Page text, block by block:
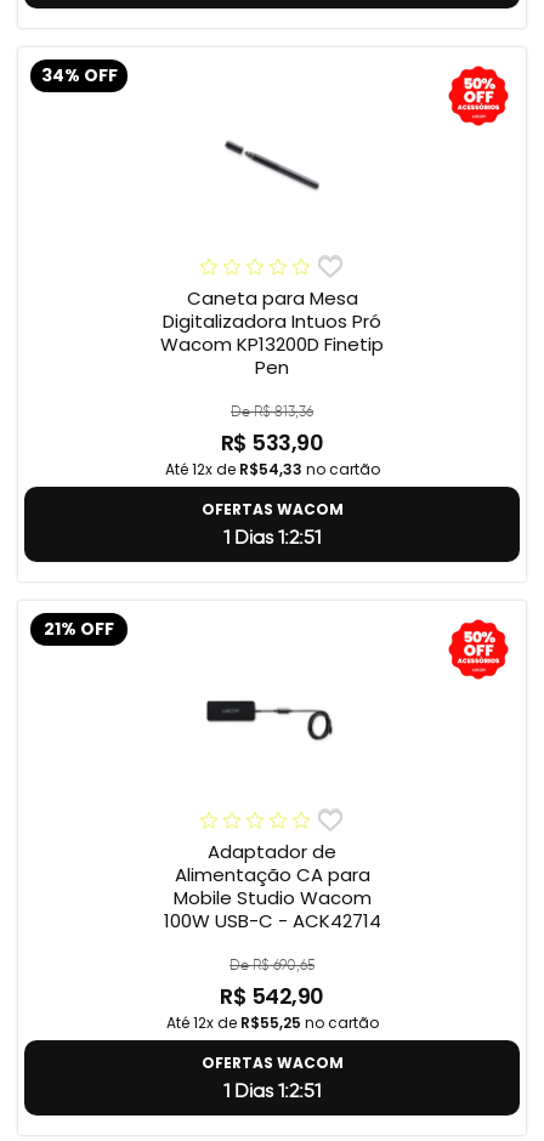
34% OFF
Caneta para Mesa
Digitalizadora Intuos Pró
Wacom KP13200D Finetip
Pen
De R$ 813,36
R$ 533,90
Até 12x de R$54,33 no cartão
OFERTAS WACOM
1 Dias 1:2:50
21% OFF
Adaptador de
Alimentação CA para
Mobile Studio Wacom
100W USB-C - ACK42714
De R$ 690,65
R$ 542,90
Até 12x de R$55,25 no cartão
OFERTAS WACOM
1 Dias 1:2:50